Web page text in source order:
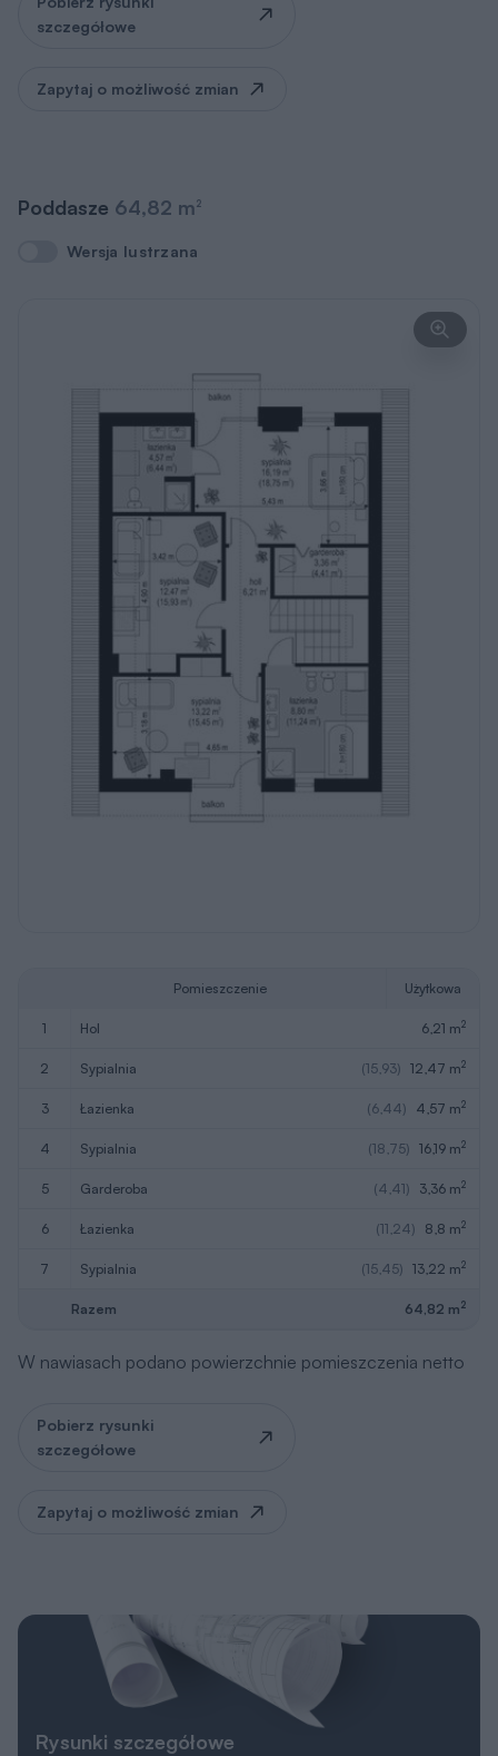
szczegółowe
Zapytaj o możliwość zmian
Poddasze 64,82 m2
Wersja lustrzana
Wersja lustrzana
Pomieszczenie Użytkowa
1 hol 6,21 m2
2 sypialnia (15,93) 12,47 m2
3 łazienka (6,44) 4,57 m2
4 sypialnia (18,75) 16,19 m2
5 garderoba (4,41) 3,36 m2
6 łazienka (11,24) 8,8 m2
7 sypialnia (15,45) 13,22 m2
Razem 64,82 m2
W nawiasach podano powierzchnie pomieszczenia netto
Pobierz rysunki
szczegółowe
Zapytaj o możliwość zmian
Rysunki szczegółowe